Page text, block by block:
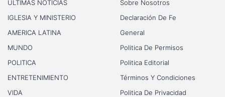
ULTIMAS NOTICIAS
IGLESIA Y MINISTERIO
AMERICA LATINA
MUNDO
POLITICA
ENTRETENIMIENTO
VIDA
Sobre Nosotros
Declaración De Fe
General
Politica De Permisos
Politica Editorial
Términos Y Condiciones
Politica De Privacidad